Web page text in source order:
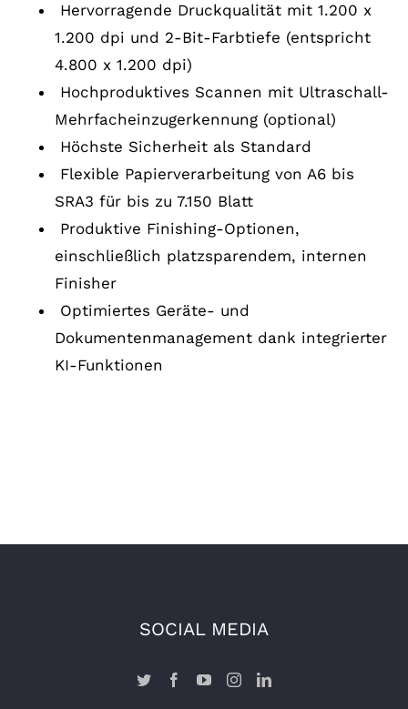
Hervorragende Druckqualität mit 1.200 x
1.200 dpi und 2-Bit-Farbtiefe (entspricht
4.800 x 1.200 dpi)
Hochproduktives Scannen mit Ultraschall-
Mehrfacheinzugerkennung (optional)
Höchste Sicherheit als Standard
Flexible Papierverarbeitung von A6 bis
SRA3 für bis zu 7.150 Blatt
Produktive Finishing-Optionen,
einschließlich platzsparendem, internen
Finisher
Optimiertes Geräte- und
Dokumentenmanagement dank integrierter
KI-Funktionen
SOCIAL MEDIA